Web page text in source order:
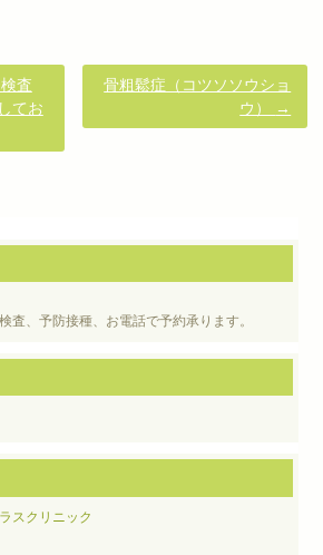
査
てお
骨粗鬆症（コツソソウショ
ウ）
→
査、予防接種、お電話で予約承ります。
スクリニック